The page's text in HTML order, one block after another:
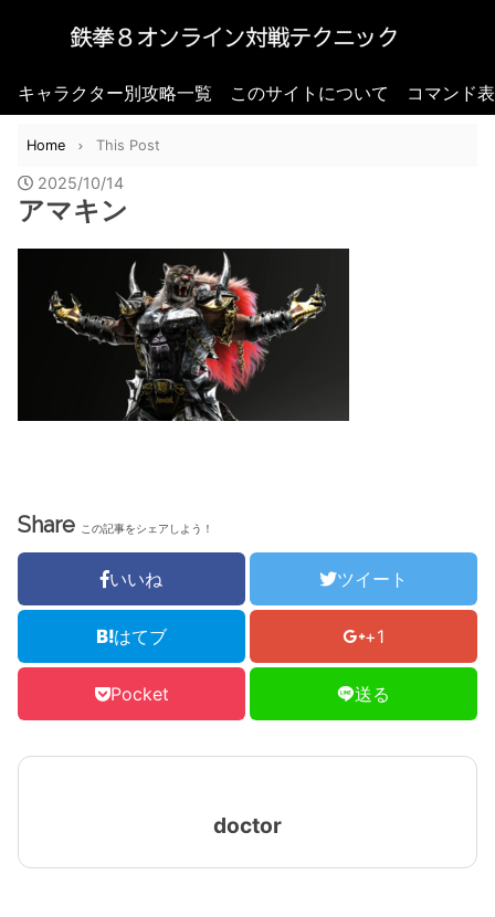
キャラクター別攻略一覧 このサイトについて コマンド
Home This Post
2025/10/14
アマキン
Share この記事をシェアしよう！
いいね ツイート
はてブ +1
Pocket 送る
doctor